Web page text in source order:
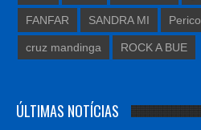
FANFAR SANDRA MI Perico
cruz mandinga ROCK A BUE
ÚLTIMAS NOTÍCIAS